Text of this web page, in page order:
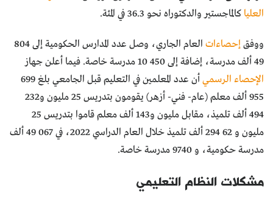
العليا كالماجستير والدكتوراه نحو 36.3 في المئة.
ووفقإحصاءات
العام الجاري، وصل عدد المدارس الحكومية إلى 804
49 ألف مدرسة، إضافة إلى 450 10 مدرسة خاصة. فيما أعلن جهاز
الإحصاء الرسمي
أن عدد المعلمين في التعليم قبل الجامعي بلغ 699
955 ألف معلم (عام- فني- أزهر) يقومون بتدريس 25 مليون و232
494 ألف تلميذ، مقابل مليون و143 ألف معلم قاموا بتدريس 25
مليون و 62 294 ألف تلميذ خلال العام الدراسي 2022، في 067 49 ألف
مدرسة حكومية، و 9740 مدرسة خاصة.
مشكلات النظام التعليمي